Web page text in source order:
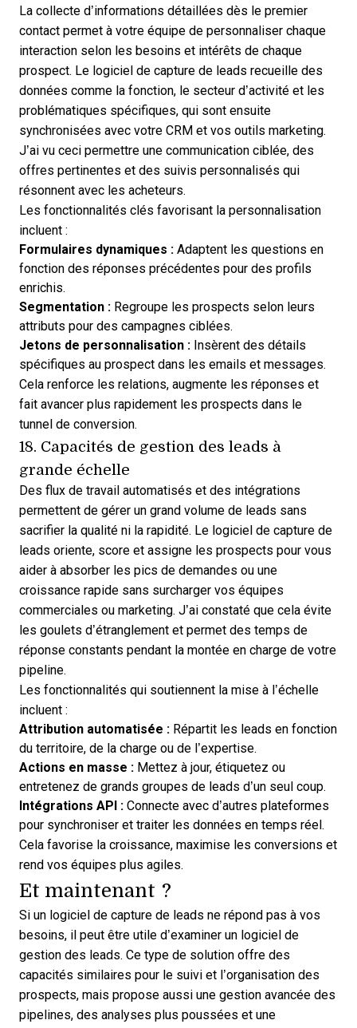
La collecte d’informations détaillées dès le premier
contact permet à votre équipe de personnaliser chaque
interaction selon les besoins et intérêts de chaque
prospect. Le logiciel de capture de leads recueille des
données comme la fonction, le secteur d’activité et les
problématiques spécifiques, qui sont ensuite
synchronisées avec votre CRM et vos outils marketing.
J’ai vu ceci permettre une communication ciblée, des
offres pertinentes et des suivis personnalisés qui
résonnent avec les acheteurs.
Les fonctionnalités clés favorisant la personnalisation
incluent :
Formulaires dynamiques : Adaptent les questions en
fonction des réponses précédentes pour des profils
enrichis.
Segmentation : Regroupe les prospects selon leurs
attributs pour des campagnes ciblées.
Jetons de personnalisation : Insèrent des détails
spécifiques au prospect dans les emails et messages.
Cela renforce les relations, augmente les réponses et
fait avancer plus rapidement les prospects dans le
tunnel de conversion.
18. Capacités de gestion des leads à
grande échelle
Des flux de travail automatisés et des intégrations
permettent de gérer un grand volume de leads sans
sacrifier la qualité ni la rapidité. Le logiciel de capture de
leads oriente, score et assigne les prospects pour vous
aider à absorber les pics de demandes ou une
croissance rapide sans surcharger vos équipes
commerciales ou marketing. J’ai constaté que cela évite
les goulets d’étranglement et permet des temps de
réponse constants pendant la montée en charge de votre
pipeline.
Les fonctionnalités qui soutiennent la mise à l’échelle
incluent :
Attribution automatisée : Répartit les leads en fonction
du territoire, de la charge ou de l’expertise.
Actions en masse : Mettez à jour, étiquetez ou
entretenez de grands groupes de leads d’un seul coup.
Intégrations API : Connecte avec d’autres plateformes
pour synchroniser et traiter les données en temps réel.
Cela favorise la croissance, maximise les conversions et
rend vos équipes plus agiles.
Et maintenant ?
Si un logiciel de capture de leads ne répond pas à vos
besoins, il peut être utile d’examiner un logiciel de
gestion des leads. Ce type de solution offre des
capacités similaires pour le suivi et l’organisation des
prospects, mais propose aussi une gestion avancée des
pipelines, des analyses plus poussées et une